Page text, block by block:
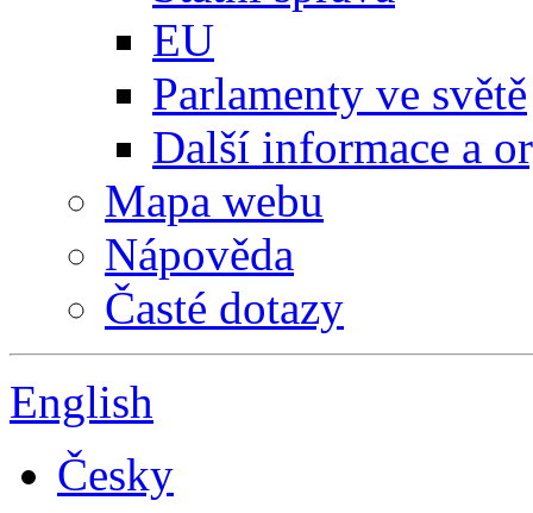
EU
Parlamenty ve světě
Další informace a
Mapa webu
Nápověda
Časté dotazy
English
Česky